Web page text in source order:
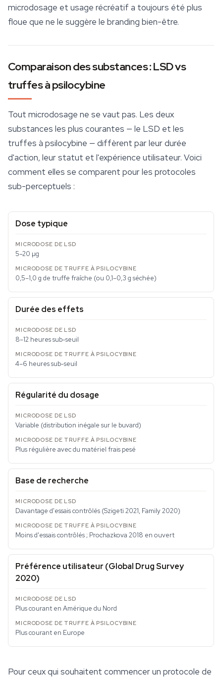
microdosage et usage récréatif a toujours été plus
floue que ne le suggère le branding bien-être.
Comparaison des substances : LSD vs
truffes à psilocybine
Tout microdosage ne se vaut pas. Les deux
substances les plus courantes — le LSD et les
truffes à psilocybine — diffèrent par leur durée
d'action, leur statut et l'expérience utilisateur. Voici
comment elles se comparent pour les protocoles
sub-perceptuels :
Dose typique
5–20 µg
0,5–1,0 g de truffe fraîche (ou 0,1–0,3 g séchée)
Durée des effets
8–12 heures sub-seuil
4–6 heures sub-seuil
Régularité du dosage
Variable (distribution inégale sur le buvard)
Plus régulière avec du matériel frais pesé
Base de recherche
Davantage d'essais contrôlés (Szigeti 2021, Family 2020)
Moins d'essais contrôlés ; Prochazkova 2018 en ouvert
Préférence utilisateur (Global Drug Survey
2020)
Plus courant en Amérique du Nord
Plus courant en Europe
Pour ceux qui souhaitent commencer un protocole de